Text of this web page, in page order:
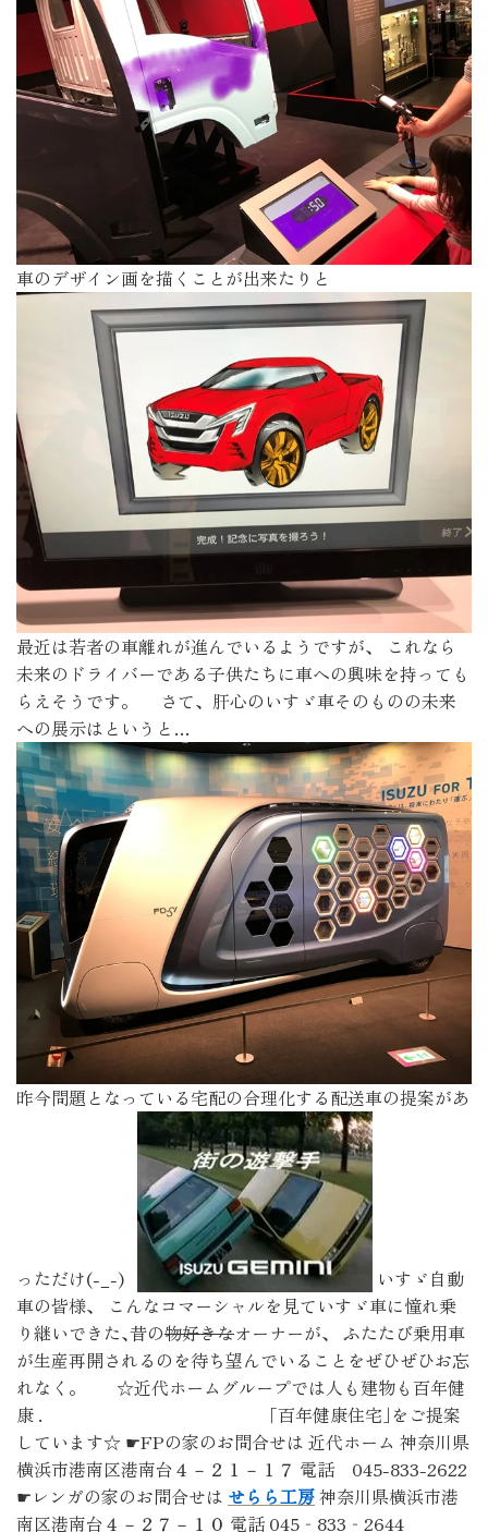
車のデザイン画を描くことが出来たりと
最近は若者の車離れが進んでいるようですが、 これなら
未来のドライバーである子供たちに車への興味を持っても
らえそうです。 さて、肝心のいすゞ車そのものの未来
への展示はというと…
昨今問題となっている宅配の合理化する配送車の提案があ
っただけ(-_-)
いすゞ自動
車の皆様、 こんなコマーシャルを見ていすゞ車に憧れ乗
り継いできた､昔の物好きなオーナーが、 ふたたび乗用車
が生産再開されるのを待ち望んでいることをぜひぜひお忘
れなく。 ☆近代ホームグループでは人も建物も百年健
康 . ｢百年健康住宅｣をご提案
しています☆ ☛FPの家のお問合せは 近代ホーム 神奈川県
横浜市港南区港南台４－２１－１７ 電話 045-833-2622
☛レンガの家のお問合せは せらら工房神奈川県横浜市港
南区港南台４－２７－１０ 電話 045‐833‐2644